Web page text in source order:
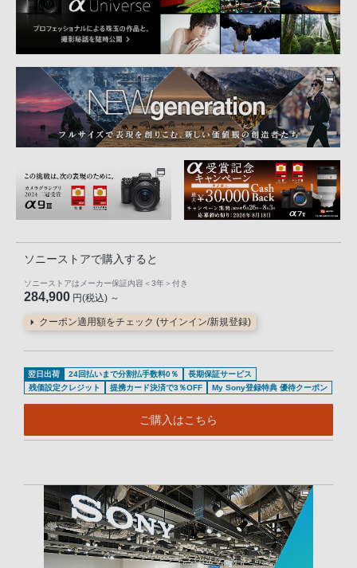
ソニーストアで購入すると
ソニーストアはメーカー保証内容 ＜3年＞ 付き
284,900 円(税込) ～
クーポン適用額をチェック (サインイン/新規登録)
翌日出荷 24回払いまで分割払手数料0％
長期保証サービス
残価設定クレジット
提携カード決済で3％OFF My Sony登録特典 優待クーポン
ご購入はこちら